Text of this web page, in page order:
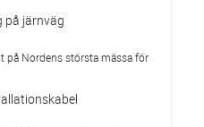
på järnväg
på Nordens största mässa för